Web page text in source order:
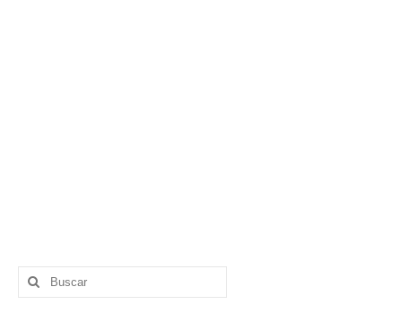
Buscar
por: